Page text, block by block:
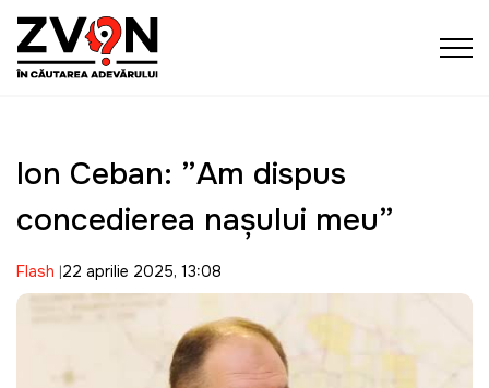
Ion Ceban: ”Am dispus
concedierea nașului meu”
Flash 22 aprilie 2025, 13:08